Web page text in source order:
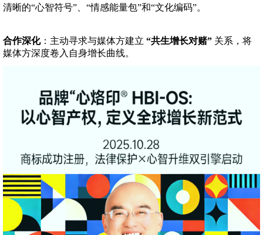
清晰的“心智符号”、“情感能量包”和“文化编码”。
合作深化：主动寻求与媒体方建立 “共生增长对赌” 关系，将
媒体方深度卷入自身增长曲线。